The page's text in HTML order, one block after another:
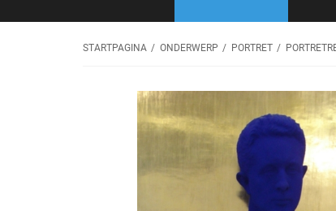
STARTPAGINA ONDERWERP PORTRET